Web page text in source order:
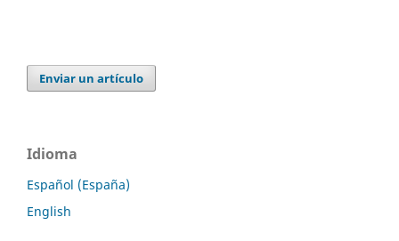
Enviar un artículo
Idioma
Español (España)
English